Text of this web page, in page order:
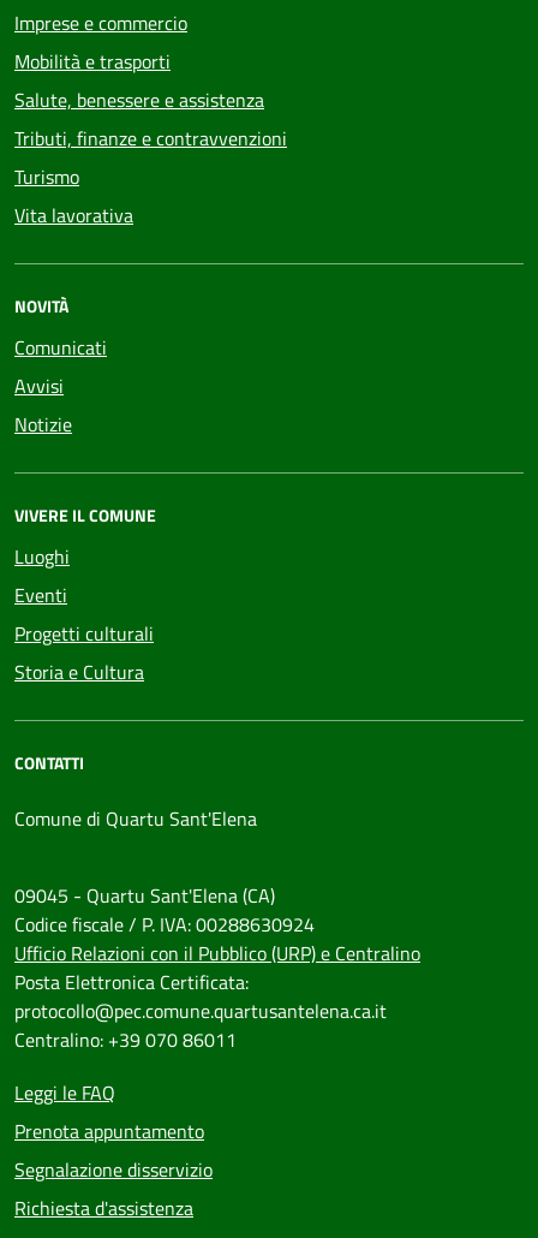
Imprese e commercio
Mobilità e trasporti
Salute, benessere e assistenza
Tributi, finanze e contravvenzioni
Turismo
Vita lavorativa
NOVITÀ
Comunicati
Avvisi
Notizie
VIVERE IL COMUNE
Luoghi
Eventi
Progetti culturali
Storia e Cultura
CONTATTI
Comune di Quartu Sant'Elena
09045 - Quartu Sant'Elena (CA)
Codice fiscale / P. IVA: 00288630924
Ufficio Relazioni con il Pubblico (URP) e Centralino
Posta Elettronica Certificata:
protocollo@pec.comune.quartusantelena.ca.it
Centralino: +39 070 86011
Leggi le FAQ
Prenota appuntamento
Segnalazione disservizio
Richiesta d'assistenza